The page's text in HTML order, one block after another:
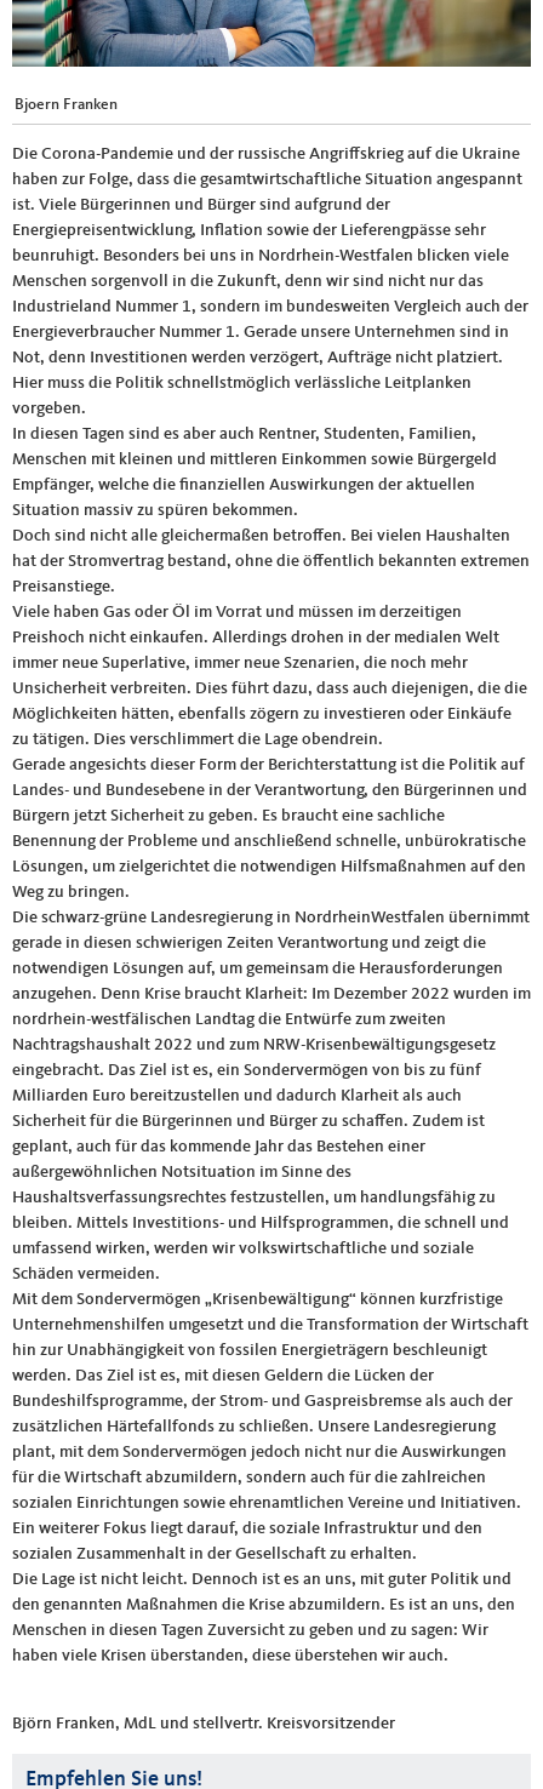
Bjoern Franken
Die Corona-Pandemie und der russische Angriffskrieg auf die Ukraine
haben zur Folge, dass die gesamtwirtschaftliche Situation angespannt
ist. Viele Bürgerinnen und Bürger sind aufgrund der
Energiepreisentwicklung, Inflation sowie der Lieferengpässe sehr
beunruhigt. Besonders bei uns in Nordrhein-Westfalen blicken viele
Menschen sorgenvoll in die Zukunft, denn wir sind nicht nur das
Industrieland Nummer 1, sondern im bundesweiten Vergleich auch der
Energieverbraucher Nummer 1. Gerade unsere Unternehmen sind in
Not, denn Investitionen werden verzögert, Aufträge nicht platziert.
Hier muss die Politik schnellstmöglich verlässliche Leitplanken
vorgeben.
In diesen Tagen sind es aber auch Rentner, Studenten, Familien,
Menschen mit kleinen und mittleren Einkommen sowie Bürgergeld
Empfänger, welche die finanziellen Auswirkungen der aktuellen
Situation massiv zu spüren bekommen.
Doch sind nicht alle gleichermaßen betroffen. Bei vielen Haushalten
hat der Stromvertrag bestand, ohne die öffentlich bekannten extremen
Preisanstiege.
Viele haben Gas oder Öl im Vorrat und müssen im derzeitigen
Preishoch nicht einkaufen. Allerdings drohen in der medialen Welt
immer neue Superlative, immer neue Szenarien, die noch mehr
Unsicherheit verbreiten. Dies führt dazu, dass auch diejenigen, die die
Möglichkeiten hätten, ebenfalls zögern zu investieren oder Einkäufe
zu tätigen. Dies verschlimmert die Lage obendrein.
Gerade angesichts dieser Form der Berichterstattung ist die Politik auf
Landes- und Bundesebene in der Verantwortung, den Bürgerinnen und
Bürgern jetzt Sicherheit zu geben. Es braucht eine sachliche
Benennung der Probleme und anschließend schnelle, unbürokratische
Lösungen, um zielgerichtet die notwendigen Hilfsmaßnahmen auf den
Weg zu bringen.
Die schwarz-grüne Landesregierung in NordrheinWestfalen übernimmt
gerade in diesen schwierigen Zeiten Verantwortung und zeigt die
notwendigen Lösungen auf, um gemeinsam die Herausforderungen
anzugehen. Denn Krise braucht Klarheit: Im Dezember 2022 wurden im
nordrhein-westfälischen Landtag die Entwürfe zum zweiten
Nachtragshaushalt 2022 und zum NRW-Krisenbewältigungsgesetz
eingebracht. Das Ziel ist es, ein Sondervermögen von bis zu fünf
Milliarden Euro bereitzustellen und dadurch Klarheit als auch
Sicherheit für die Bürgerinnen und Bürger zu schaffen. Zudem ist
geplant, auch für das kommende Jahr das Bestehen einer
außergewöhnlichen Notsituation im Sinne des
Haushaltsverfassungsrechtes festzustellen, um handlungsfähig zu
bleiben. Mittels Investitions- und Hilfsprogrammen, die schnell und
umfassend wirken, werden wir volkswirtschaftliche und soziale
Schäden vermeiden.
Mit dem Sondervermögen „Krisenbewältigung“ können kurzfristige
Unternehmenshilfen umgesetzt und die Transformation der Wirtschaft
hin zur Unabhängigkeit von fossilen Energieträgern beschleunigt
werden. Das Ziel ist es, mit diesen Geldern die Lücken der
Bundeshilfsprogramme, der Strom- und Gaspreisbremse als auch der
zusätzlichen Härtefallfonds zu schließen. Unsere Landesregierung
plant, mit dem Sondervermögen jedoch nicht nur die Auswirkungen
für die Wirtschaft abzumildern, sondern auch für die zahlreichen
sozialen Einrichtungen sowie ehrenamtlichen Vereine und Initiativen.
Ein weiterer Fokus liegt darauf, die soziale Infrastruktur und den
sozialen Zusammenhalt in der Gesellschaft zu erhalten.
Die Lage ist nicht leicht. Dennoch ist es an uns, mit guter Politik und
den genannten Maßnahmen die Krise abzumildern. Es ist an uns, den
Menschen in diesen Tagen Zuversicht zu geben und zu sagen: Wir
haben viele Krisen überstanden, diese überstehen wir auch.
Björn Franken, MdL und stellvertr. Kreisvorsitzender
Empfehlen Sie uns!